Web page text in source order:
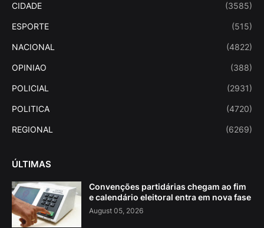
CIDADE (3585)
ESPORTE (515)
NACIONAL (4822)
OPINIAO (388)
POLICIAL (2931)
POLITICA (4720)
REGIONAL (6269)
ÚLTIMAS
Convenções partidárias chegam ao fim
e calendário eleitoral entra em nova fase
August 05, 2026